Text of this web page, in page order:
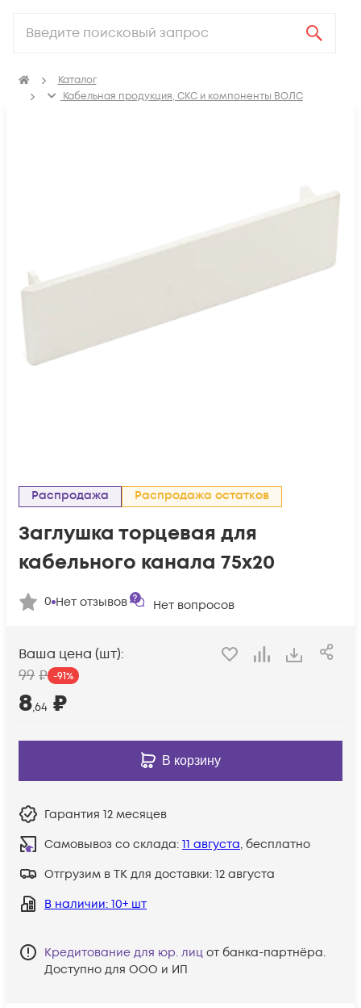
Каталог
Кабельная продукция, СКС и компоненты ВОЛС
Распродажа Распродажа остатков
Заглушка торцевая для
кабельного канала 75х20
0 Нет отзывов Нет вопросов
Ваша цена (шт):
99 ₽ -91%
8,64 ₽
В корзину
Гарантия 12 месяцев
Самовывоз со склада: 11 августа, бесплатно
Отгрузим в ТК для доставки: 12 августа
В наличии: 10+ шт
Кредитование для юр. лиц от банка-партнёра.
Доступно для ООО и ИП